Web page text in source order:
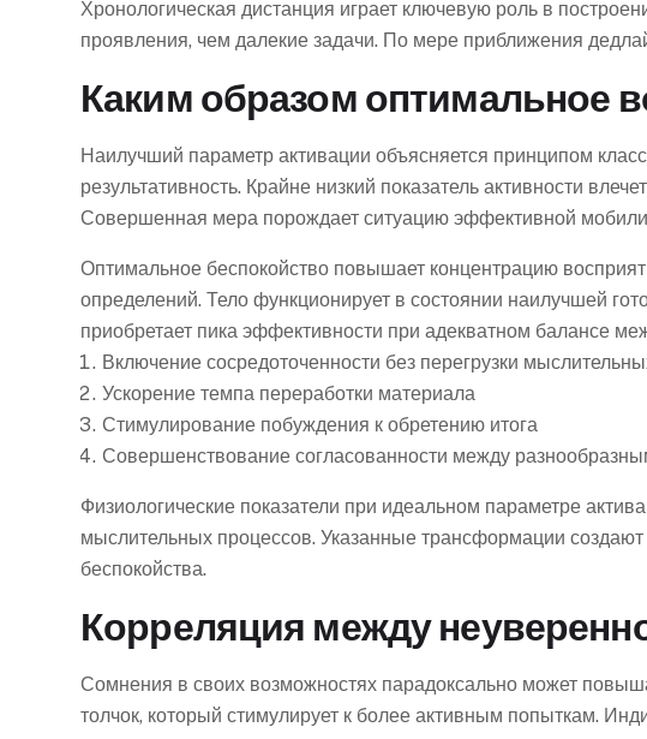
Хронологическая дистанция играет ключевую роль в
проявления, чем далекие задачи. По мере приближения
Каким образом оптимальное
Наилучший параметр активации объясняется принципом
результативность. Крайне низкий показатель активности
Совершенная мера порождает ситуацию эффективной
Оптимальное беспокойство повышает концентрацию
определений. Тело функционирует в состоянии наилучшей
приобретает пика эффективности при адекватном балансе
Включение сосредоточенности без перегрузки
Ускорение темпа переработки материала
Стимулирование побуждения к обретению итога
Совершенствование согласованности между
Физиологические показатели при идеальном параметре
мыслительных процессов. Указанные трансформации
беспокойства.
Корреляция между
Сомнения в своих возможностях парадоксально может
толчок, который стимулирует к более активным попыткам.